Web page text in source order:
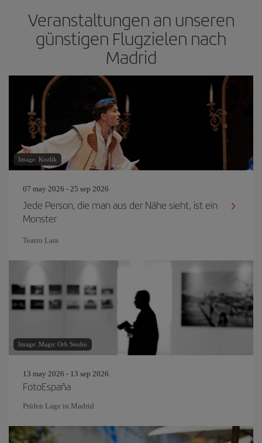
Veranstaltungen an unseren
günstigen Flugzielen nach
Madrid
Image: Kozlik
07 may 2026 - 25 sep 2026
Jede Person, die man aus der Nähe sieht, ist ein
Monster
Teatro Lara
Image: Magic Orb Studio
13 may 2026 - 13 sep 2026
FotoEspaña
Prüfen Lage in Madrid